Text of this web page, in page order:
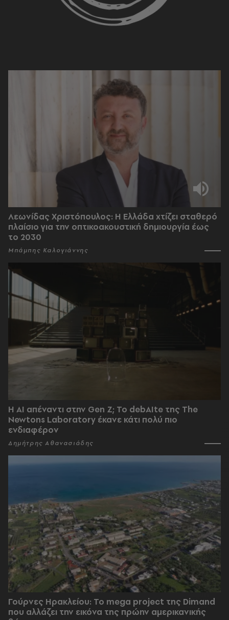
Λεωνίδας Χριστόπουλος: Η Ελλάδα χτίζει σταθερό
πλαίσιο για την οπτικοακουστική δημιουργία έως
το 2030
Μπάμπης Καλογιάννης
Η AI απέναντι στην Gen Z; Το debAIte της The
Newtons Laboratory έκανε κάτι πολύ πιο
ενδιαφέρον
Δημήτρης Αθανασιάδης
Γούρνες Ηρακλείου: To mega project της Dimand
που αλλάζει την εικόνα της πρώην αμερικανικής